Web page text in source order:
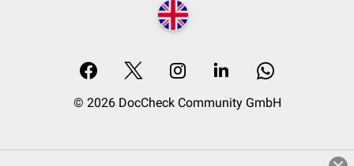
© 2026 DocCheck Community GmbH